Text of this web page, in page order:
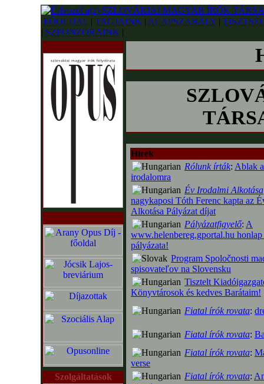
FŐOLDAL | TAGJAINK | ALAPSZABÁLY |
| SZPONZORAINK |
Szolgáltatások
Hírek
Rólunk írták: Ablak
irodalomra
Év Irodalmi Alkotása
nagykaposi Tóth Ferenc kapta az
Alkotása Pályázat díjat
Pályázatfigyelő: A
www.helenbereg.gportal.hu
pályázata!
Program Spoločnosti
spisovateľov na Slovensku
Tisztelt
Könyvtárosok és kedves Barátaim!
Fiatal írók rovata:
Fiatal írók rovata:
Fiatal írók rovata:
verse
Fiatal írók rovata: